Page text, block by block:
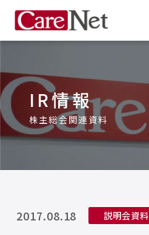
IR情報
株主総会関連資料
2017.08.18 説明会資料